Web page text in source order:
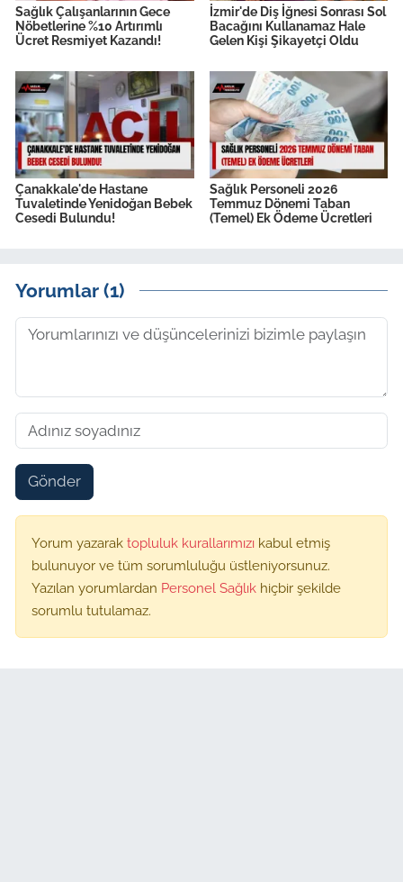
Sağlık Çalışanlarının Gece
Nöbetlerine %10 Artırımlı
Ücret Resmiyet Kazandı!
İzmir'de Diş İğnesi Sonrası Sol
Bacağını Kullanamaz Hale
Gelen Kişi Şikayetçi Oldu
Çanakkale'de Hastane
Tuvaletinde Yenidoğan Bebek
Cesedi Bulundu!
Sağlık Personeli 2026
Temmuz Dönemi Taban
(Temel) Ek Ödeme Ücretleri
Yorumlar (1)
Gönder
Yorum yazarak topluluk kurallarımızı kabul etmiş
bulunuyor ve tüm sorumluluğu üstleniyorsunuz.
Yazılan yorumlardan Personel Sağlık hiçbir şekilde
sorumlu tutulamaz.